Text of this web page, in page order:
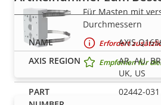
Für Masten mit
Durchmessern
Erfordert
Empfohlen für
AXIS
AR, AU,
UK, US
02442-031